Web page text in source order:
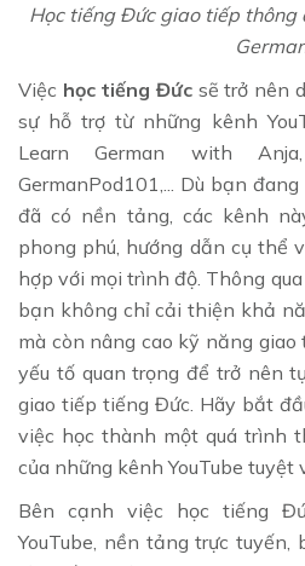
Học tiếng Đức giao tiếp thông
Việc học tiếng Đức sẽ trở nên
sự hỗ trợ từ những kênh
Learn German with
GermanPod101,... Dù bạn
đã có nền tảng, các kênh
phong phú, hướng dẫn cụ thể
hợp với mọi trình độ. Thông
bạn không chỉ cải thiện khả
mà còn nâng cao kỹ năng
yếu tố quan trọng để trở nên
giao tiếp tiếng Đức. Hãy bắt
việc học thành một quá trình
của những kênh YouTube tuyệt
Bên cạnh việc học tiếng
YouTube, nền tảng trực